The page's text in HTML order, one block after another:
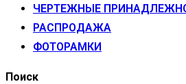
ЧЕРТЕЖНЫЕ
РАСПРОДАЖА
ФОТОРАМКИ
Поиск